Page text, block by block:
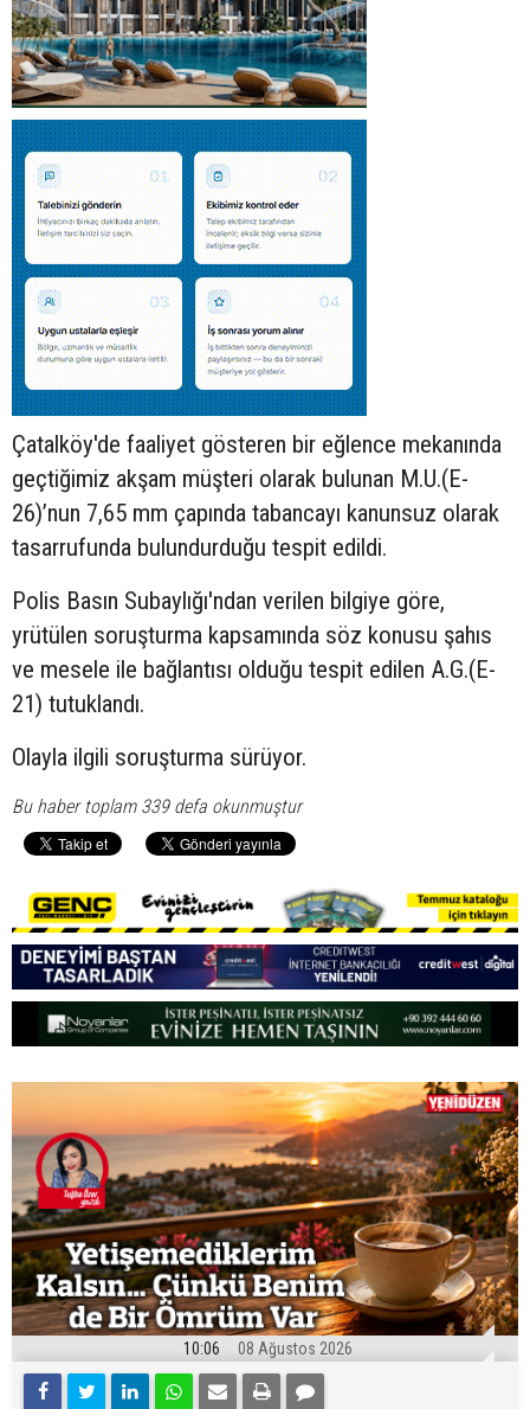
Çatalköy'de faaliyet gösteren bir eğlence mekanında
geçtiğimiz akşam müşteri olarak bulunan M.U.(E-
26)’nun 7,65 mm çapında tabancayı kanunsuz olarak
tasarrufunda bulundurduğu tespit edildi.
Polis Basın Subaylığı'ndan verilen bilgiye göre,
yrütülen soruşturma kapsamında söz konusu şahıs
ve mesele ile bağlantısı olduğu tespit edilen A.G.(E-
21) tutuklandı.
Olayla ilgili soruşturma sürüyor.
Bu haber toplam 339 defa okunmuştur
10:06 08 Ağustos 2026